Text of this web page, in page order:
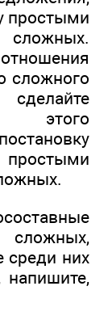
простыми
сложных.
сложного
этого
среди них